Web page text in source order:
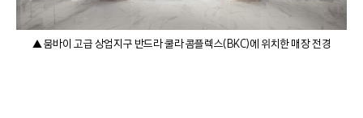
▲ 뭄바이 고급 상업지구 반드라 쿨라 콤플렉스(BKC)에 위치한 매장 전경